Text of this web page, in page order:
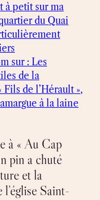
petit sur ma
du Quai
sur : Les
de la
de l’Hérault »,
à la laine
à « Au Cap
pin a chuté
et la
Saint-